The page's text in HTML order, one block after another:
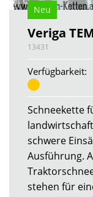
Neu
Veriga
13431
Verfügbarkeit:
Schneekette
schwere
Ausführung.
stehen für